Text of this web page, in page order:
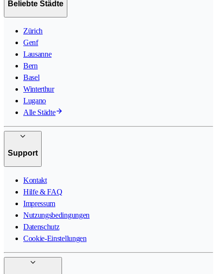
Beliebte Städte
Zürich
Genf
Lausanne
Bern
Basel
Winterthur
Lugano
Alle Städte
Support
Kontakt
Hilfe & FAQ
Impressum
Nutzungsbedingungen
Datenschutz
Cookie-Einstellungen